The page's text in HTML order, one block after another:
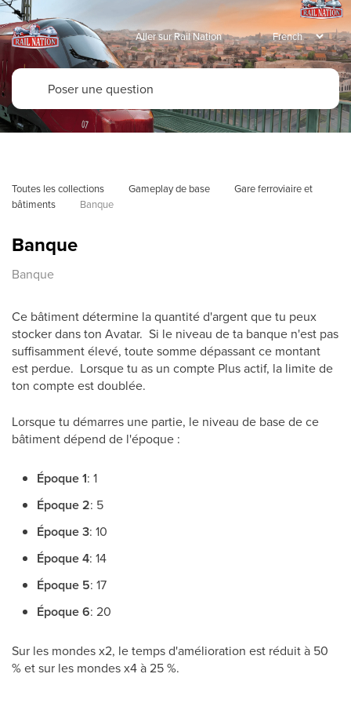
Aller sur Rail Nation
Toutes les collections Gameplay de base
Gare ferroviaire et
bâtiments
Banque
Banque
Banque
Ce bâtiment détermine la quantité d'argent que tu peux
stocker dans ton Avatar. Si le niveau de ta banque n'est pas
suffisamment élevé, toute somme dépassant ce montant
est perdue. Lorsque tu as un compte Plus actif, la limite de
ton compte est doublée.
Lorsque tu démarres une partie, le niveau de base de ce
bâtiment dépend de l'époque :
Époque 1: 1
Époque 2: 5
Époque 3: 10
Époque 4: 14
Époque 5: 17
Époque 6: 20
Sur les mondes x2, le temps d'amélioration est réduit à 50
% et sur les mondes x4 à 25 %.